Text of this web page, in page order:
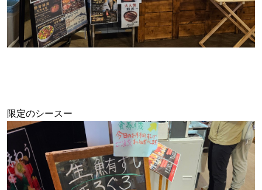
限定のシースー